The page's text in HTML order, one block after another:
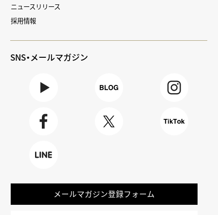
ニュースリリース
採用情報
SNS・メールマガジン
メールマガジン登録フォーム